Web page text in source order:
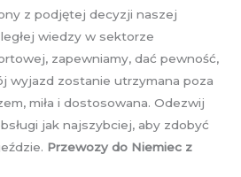
z podjętej decyzji naszej
wiedzy w sektorze
zapewniamy, dać pewność,
wyjazd zostanie utrzymana poza
miła i dostosowana. Odezwij
jak najszybciej, aby zdobyć
Przewozy do Niemiec z